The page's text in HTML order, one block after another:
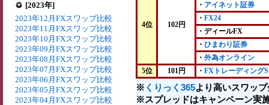
[2023年]
2023年12月FXスワップ比較
2023年11月FXスワップ比較
2023年10月FXスワップ比較
2023年09月FXスワップ比較
2023年08月FXスワップ比較
2023年07月FXスワップ比較
2023年06月FXスワップ比較
2023年05月FXスワップ比較
2023年04月FXスワップ比較
4位 102円
・ アイネット証券
・ FX24
・ディールFX
・ ひまわり証券
・ 外為オンライン
5位
101円 ・ FXトレーディングS
※ くりっく365より高いスワッ
※スプレッドはキャンペーン実